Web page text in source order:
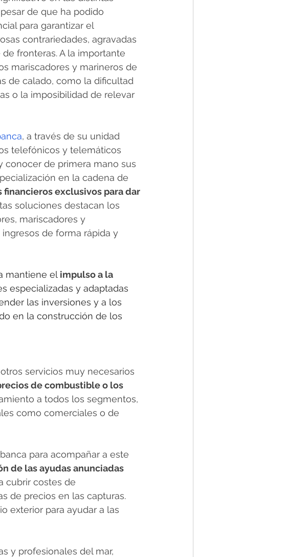
de que ha podido
para garantizar el
contrariedades, agravadas
fronteras. A la importante
mariscadores y marineros de
de calado, como la dificultad
o la imposibilidad de relevar
, a través de su unidad
telefónicos y telemáticos
conocer de primera mano sus
en la cadena de
financieros exclusivos para dar
soluciones destacan los
mariscadores y
de forma rápida y
mantiene el impulso a la
especializadas y adaptadas
las inversiones y a los
en la construcción de los
servicios muy necesarios
de combustible o los
a todos los segmentos,
como comerciales o de
para acompañar a este
de las ayudas anunciadas
cubrir costes de
de precios en las capturas.
exterior para ayudar a las
y profesionales del mar,